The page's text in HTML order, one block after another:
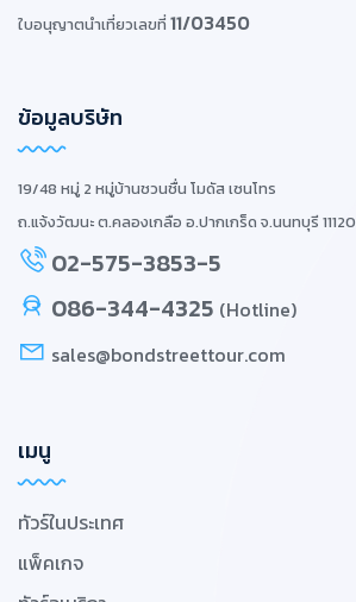
ใบอนุญาตนำเที่ยวเลขที่ 11/03450
ข้อมูลบริษัท
19/48 หมู่ 2 หมู่บ้านชวนชื่น โมดัส เซนโทร
ถ.แจ้งวัฒนะ ต.คลองเกลือ อ.ปากเกร็ด จ.นนทบุรี 11120
02-575-3853-5
086-344-4325 (Hotline)
sales@bondstreettour.com
เมนู
ทัวร์ในประเทศ
แพ็คเกจ